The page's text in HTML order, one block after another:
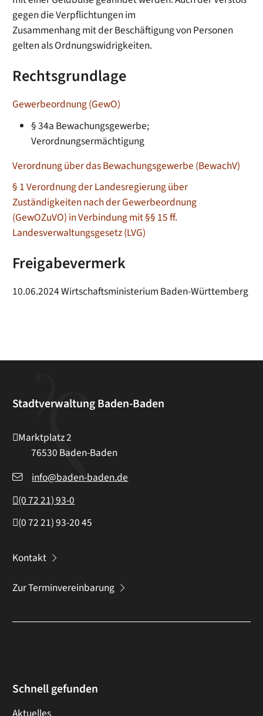
gegen die Verpflichtungen im
Zusammenhang mit der Beschäftigung von Personen
gelten als Ordnungswidrigkeiten.
Rechtsgrundlage
Gewerbeordnung (GewO)
§ 34a Bewachungsgewerbe;
Verordnungsermächtigung
Verordnung über das Bewachungsgewerbe (BewachV)
§ 1 Verordnung der Landesregierung über
Zuständigkeiten nach der Gewerbeordnung
(GewOZuVO) in Verbindung mit §§ 15 ff.
Landesverwaltungsgesetz (LVG)
Freigabevermerk
10.06.2024 Wirtschaftsministerium Baden-Württemberg
Stadtverwaltung Baden-Baden
Marktplatz 2
76530 Baden-Baden
info@baden-baden.de
(07221) 93-0
(07221) 93-2045
Kontakt
Zur Terminvereinbarung
Schnell gefunden